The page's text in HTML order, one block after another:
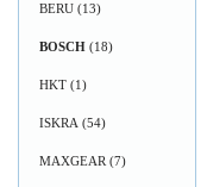
BERU (13)
BOSCH (18)
HKT (1)
ISKRA (54)
MAXGEAR (7)